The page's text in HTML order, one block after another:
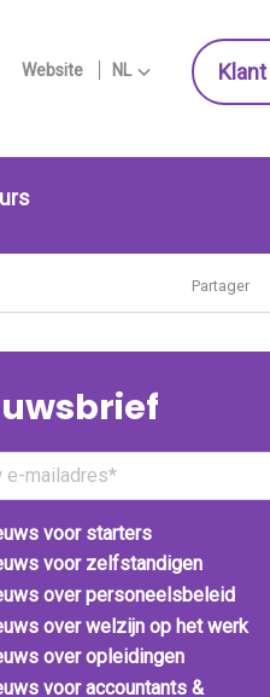
Website NL
Partager
voor starters
voor zelfstandigen
over personeelsbeleid
over welzijn op het werk
over opleidingen
voor accountants &